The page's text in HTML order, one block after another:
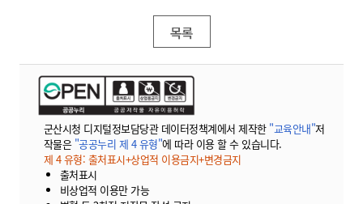
목록
군산시청 디지털정보담당관 데이터정책계에서 제작한 "교육안내"저
작물은 "공공누리 제 4 유형"에 따라 이용 할 수 있습니다.
제 4 유형: 출처표시+상업적 이용금지+변경금지
출처표시
비상업적 이용만 가능